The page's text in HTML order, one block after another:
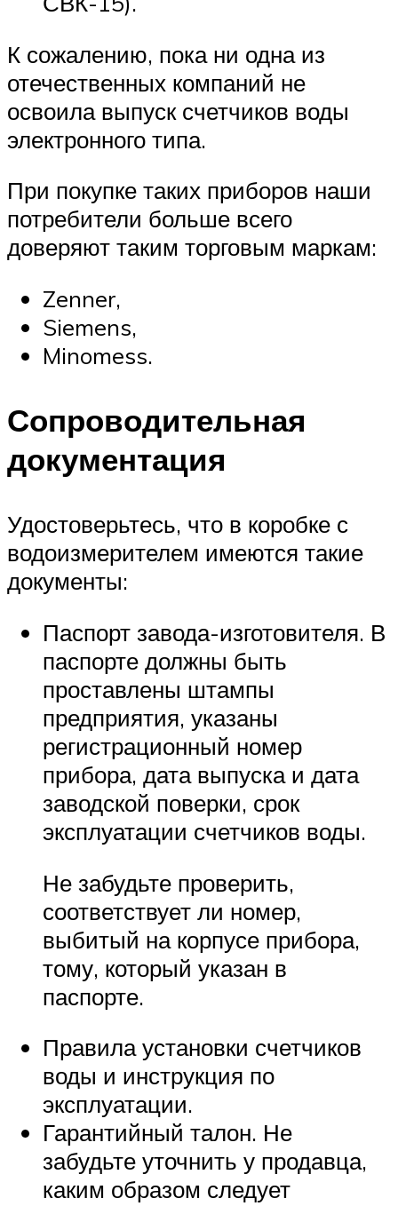
К сожалению, пока ни одна из
отечественных компаний не
освоила выпуск счетчиков воды
электронного типа.
При покупке таких приборов наши
потребители больше всего
доверяют таким торговым маркам:
Zenner,
Siemens,
Minomess.
Сопроводительная
документация
Удостоверьтесь, что в коробке с
водоизмерителем имеются такие
документы:
Паспорт завода-изготовителя. В
паспорте должны быть
проставлены штампы
предприятия, указаны
регистрационный номер
прибора, дата выпуска и дата
заводской поверки, срок
эксплуатации счетчиков воды.
Не забудьте проверить,
соответствует ли номер,
выбитый на корпусе прибора,
тому, который указан в
паспорте.
Правила установки счетчиков
воды и инструкция по
эксплуатации.
Гарантийный талон. Не
забудьте уточнить у продавца,
каким образом следует